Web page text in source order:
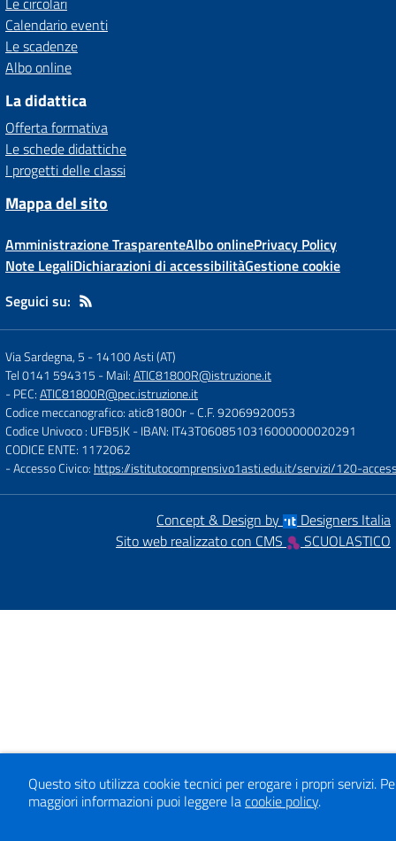
Calendario eventi
Le scadenze
Albo online
La didattica
Offerta formativa
Le schede didattiche
I progetti delle classi
Mappa del sito
Amministrazione TrasparenteAlbo onlinePrivacy Policy
Note LegaliDichiarazioni di accessibilitàGestione cookie
Seguici su:
Via Sardegna, 5 -14100 Asti (AT)
Tel 0141 594315 - Mail:ATIC81800R@istruzione.it
- PEC:ATIC81800R@pec.istruzione.it
Codice meccanografico: atic81800r- C.F. 92069920053
Codice Univoco : UFB5JK- IBAN: IT43T0608510316000000020291
CODICE ENTE: 1172062
- Accesso Civico: https://istitutocomprensivo1asti.edu.it/servizi/120-
Concept & Design by
Designers Italia
Sito web realizzato con CMS
SCUOLASTICO
Questo sito utilizza cookie tecnici per erogare i propri servizi.
maggiori informazioni puoi leggere lacookie policy.